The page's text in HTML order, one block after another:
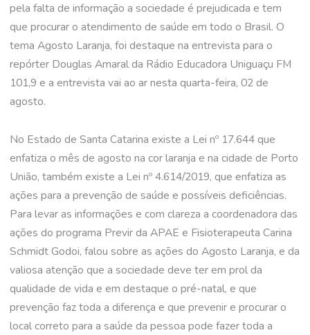
pela falta de informação a sociedade é prejudicada e tem
que procurar o atendimento de saúde em todo o Brasil. O
tema Agosto Laranja, foi destaque na entrevista para o
repórter Douglas Amaral da Rádio Educadora Uniguaçu FM
101,9 e a entrevista vai ao ar nesta quarta-feira, 02 de
agosto.
No Estado de Santa Catarina existe a Lei nº 17.644 que
enfatiza o mês de agosto na cor laranja e na cidade de Porto
União, também existe a Lei nº 4.614/2019, que enfatiza as
ações para a prevenção de saúde e possíveis deficiências.
Para levar as informações e com clareza a coordenadora das
ações do programa Previr da APAE e Fisioterapeuta Carina
Schmidt Godoi, falou sobre as ações do Agosto Laranja, e da
valiosa atenção que a sociedade deve ter em prol da
qualidade de vida e em destaque o pré-natal, e que
prevenção faz toda a diferença e que prevenir e procurar o
local correto para a saúde da pessoa pode fazer toda a